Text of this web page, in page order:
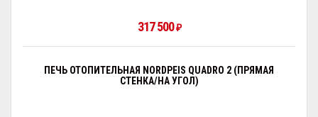
317 500₽
ПЕЧЬ ОТОПИТЕЛЬНАЯ NORDPEIS QUADRO 2 (ПРЯМАЯ
СТЕНКА/НА УГОЛ)